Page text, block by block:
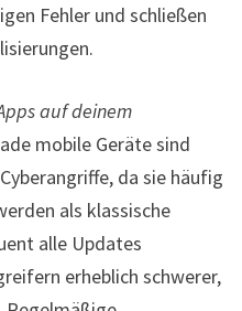
Fehler und schließen
auf deinem
mobile Geräte sind
da sie häufig
als klassische
alle Updates
erheblich schwerer,